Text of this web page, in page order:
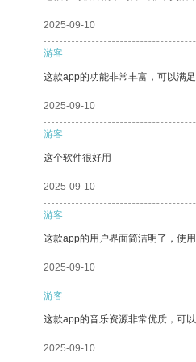
2025-09-10
游客
这款app的功能非常丰富，可以满足
2025-09-10
游客
这个软件很好用
2025-09-10
游客
这款app的用户界面简洁明了，使
2025-09-10
游客
这款app的音乐资源非常优质，可
2025-09-10